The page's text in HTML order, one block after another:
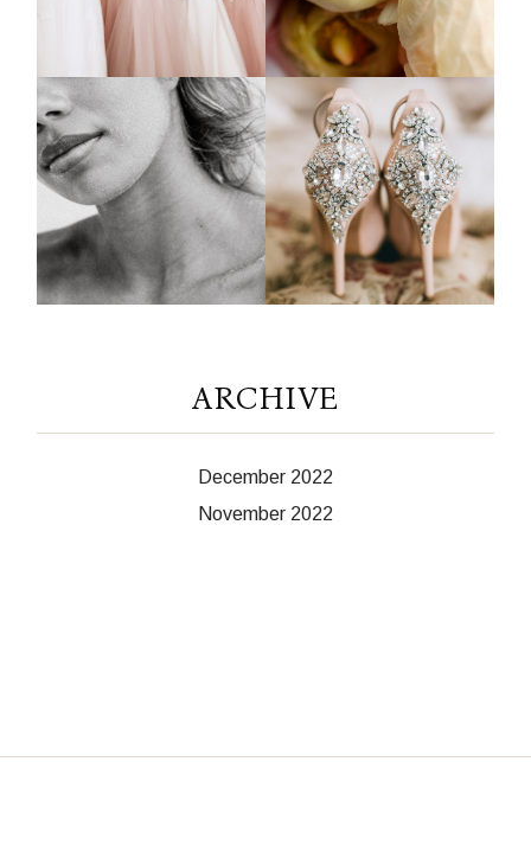
ARCHIVE
December 2022
November 2022